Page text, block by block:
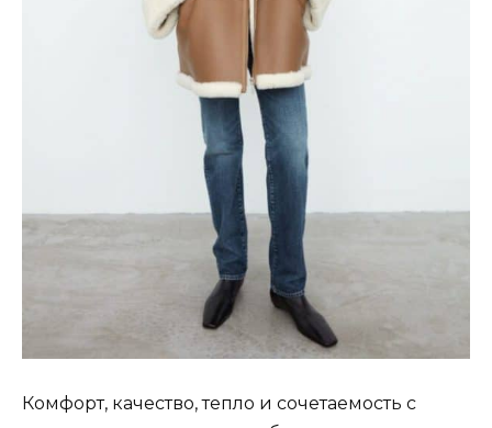
Комфорт, качество, тепло и сочетаемость с